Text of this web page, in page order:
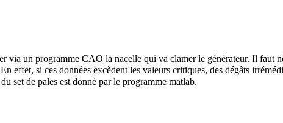
un programme CAO la nacelle qui va clamer le générateur. Il faut
effet, si ces données excèdent les valeurs critiques, des dégâts
set de pales est donné par le programme matlab.